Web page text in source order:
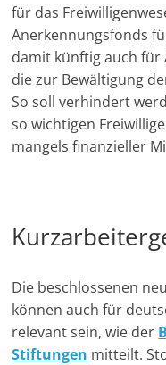
für das
Anerkennungsfonds
damit künftig auch
die zur Bewältigung
So soll verhindert
so wichtigen
mangels finanzieller
Die beschlossenen
können auch für
relevant sein, wie der
Stiftungen mitteilt.